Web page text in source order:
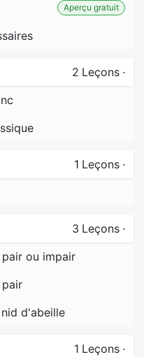
Aperçu gratuit
2 Leçons ·
1 Leçons ·
3 Leçons ·
ou impair
d'abeille
1 Leçons ·